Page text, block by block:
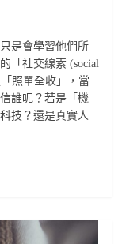
是會學習他們所
「社交線索 (social
照單全收」，當
誰呢？若是「機
技？還是真實人